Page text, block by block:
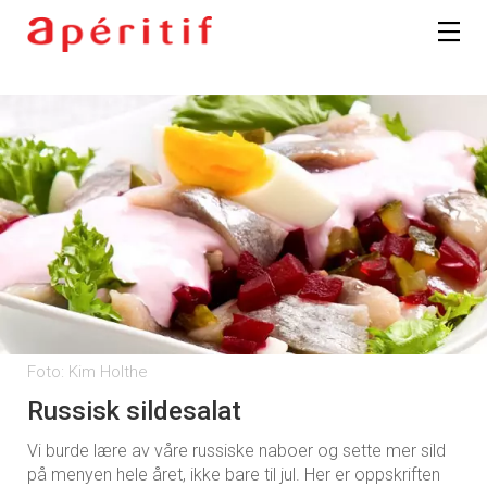
Foto: Kim Holthe
Russisk sildesalat
Vi burde lære av våre russiske naboer og sette mer sild
på menyen hele året, ikke bare til jul. Her er oppskriften